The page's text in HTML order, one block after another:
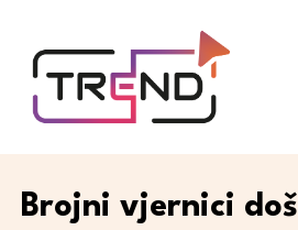
Brojni vjernici